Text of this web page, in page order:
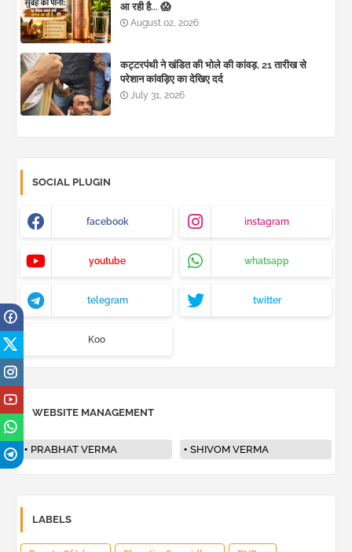
आ रही है... 😱
August 02, 2026
कट्टरपंथी ने खंडित की भोले की कांवड़, 21 तारीख से
परेशान कांवड़िए का देखिए दर्द
July 31, 2026
SOCIAL PLUGIN
facebook instagram
youtube whatsapp
telegram twitter
Koo
WEBSITE MANAGEMENT
PRABHAT VERMA SHIVOM VERMA
LABELS